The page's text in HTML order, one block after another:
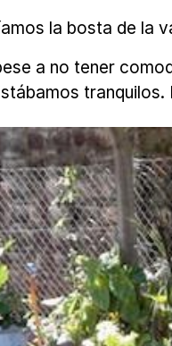
la bosta de la
a no tener